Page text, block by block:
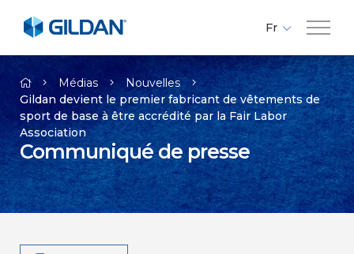
Compagnie
Marques
Investisseurs
Fr
En
Es
Médias
Nouvelles
Gildan devient le premier fabricant de vêtements de
sport de base à être accrédité par la Fair Labor
Association
Communiqué de presse